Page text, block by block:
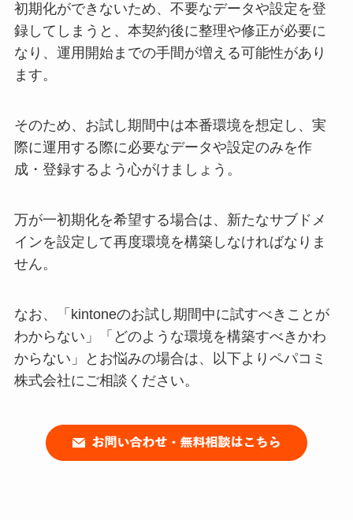
初期化ができないため、不要なデータや設定を登
録してしまうと、本契約後に整理や修正が必要に
なり、運用開始までの手間が増える可能性があり
ます。
そのため、お試し期間中は本番環境を想定し、実
際に運用する際に必要なデータや設定のみを作
成・登録するよう心がけましょう。
万が一初期化を希望する場合は、新たなサブドメ
インを設定して再度環境を構築しなければなりま
せん。
なお、「kintoneのお試し期間中に試すべきことが
わからない」「どのような環境を構築すべきかわ
からない」とお悩みの場合は、以下よりペパコミ
株式会社にご相談ください。